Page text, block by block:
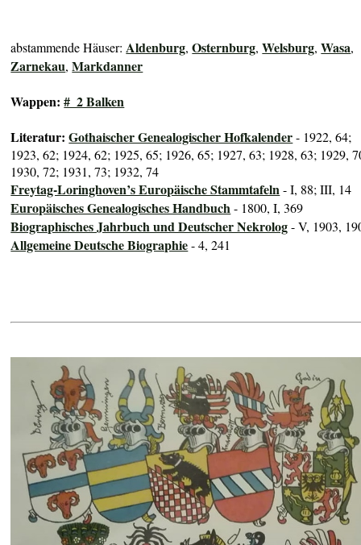
abstammende Häuser: Aldenburg,Osternburg,Welsburg,Wasa,
Zarnekau,Markdanner
Wappen:#_2 Balken
Literatur:Gothaischer Genealogischer Hofkalender- 1922, 64;
1923, 62; 1924, 62; 1925, 65; 1926, 65; 1927, 63; 1928, 63; 1929,
1930, 72; 1931, 73; 1932, 74
Freytag-Loringhoven’s Europäische Stammtafeln- I, 88; III, 14
Europäisches Genealogisches Handbuch- 1800, I, 369
Biographisches Jahrbuch und Deutscher Nekrolog- V, 1903,
Allgemeine Deutsche Biographie- 4, 241